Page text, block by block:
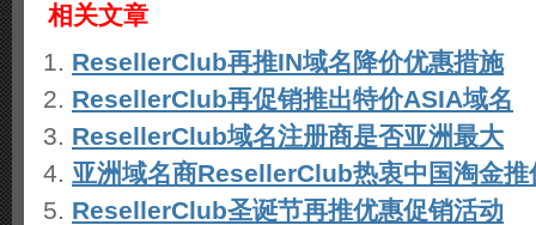
相关文章
ResellerClub再推IN域名降价优惠措施
ResellerClub再促销推出特价ASIA域名
ResellerClub域名注册商是否亚洲最大
亚洲域名商ResellerClub热衷中国淘金推
ResellerClub圣诞节再推优惠促销活动